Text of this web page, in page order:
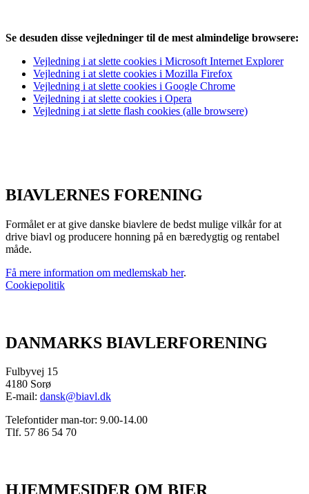
Se desuden disse vejledninger til de mest almindelige browsere:
Vejledning i at slette cookies i Microsoft Internet Explorer
Vejledning i at slette cookies i Mozilla Firefox
Vejledning i at slette cookies i Google Chrome
Vejledning i at slette cookies i Opera
Vejledning i at slette flash cookies (alle browsere)
BIAVLERNES FORENING
Formålet er at give danske biavlere de bedst mulige vilkår for at
drive biavl og producere honning på en bæredygtig og rentabel
måde.
Få mere information om medlemskab her.
Cookiepolitik
DANMARKS BIAVLERFORENING
Fulbyvej 15
4180 Sorø
E-mail: dansk@biavl.dk
Telefontider man-tor: 9.00-14.00
Tlf. 57 86 54 70
HJEMMESIDER OM BIER